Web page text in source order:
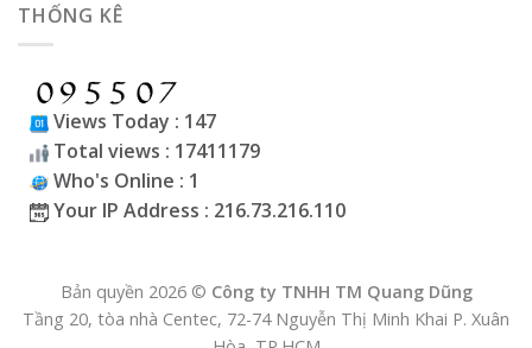
THỐNG KÊ
Views Today : 147
Total views : 17411179
Who's Online : 1
Your IP Address : 216.73.216.110
Bản quyền 2026 © Công ty TNHH TM Quang Dũng
Tầng 20, tòa nhà Centec, 72-74 Nguyễn Thị Minh Khai P. Xuân